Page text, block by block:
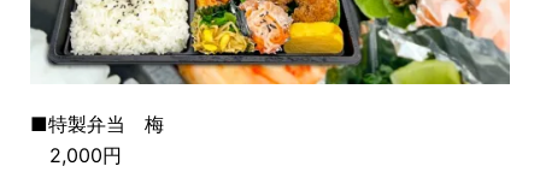
■特製弁当 梅
2,000円